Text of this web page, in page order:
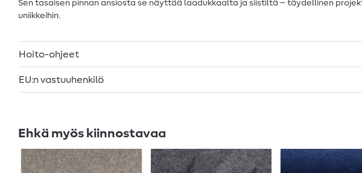
Sen tasaisen pinnan ansiosta se näyttää laadukkaalta ja siistiltä – täydellinen
uniikkeihin.
Hoito-ohjeet
EU:n vastuuhenkilö
Ehkä myös kiinnostavaa